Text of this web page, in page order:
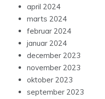
april 2024
marts 2024
februar 2024
januar 2024
december 2023
november 2023
oktober 2023
september 2023